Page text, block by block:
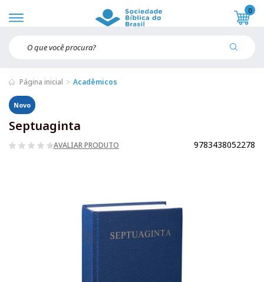
0
Página inicial Acadêmicos
Novo
Septuaginta
AVALIAR PRODUTO 9783438052278